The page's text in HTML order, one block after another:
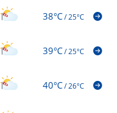
38°C/25°C
39°C/25°C
40°C/26°C